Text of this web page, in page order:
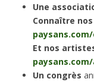
Une
Connaître
Et nos
Un congrès